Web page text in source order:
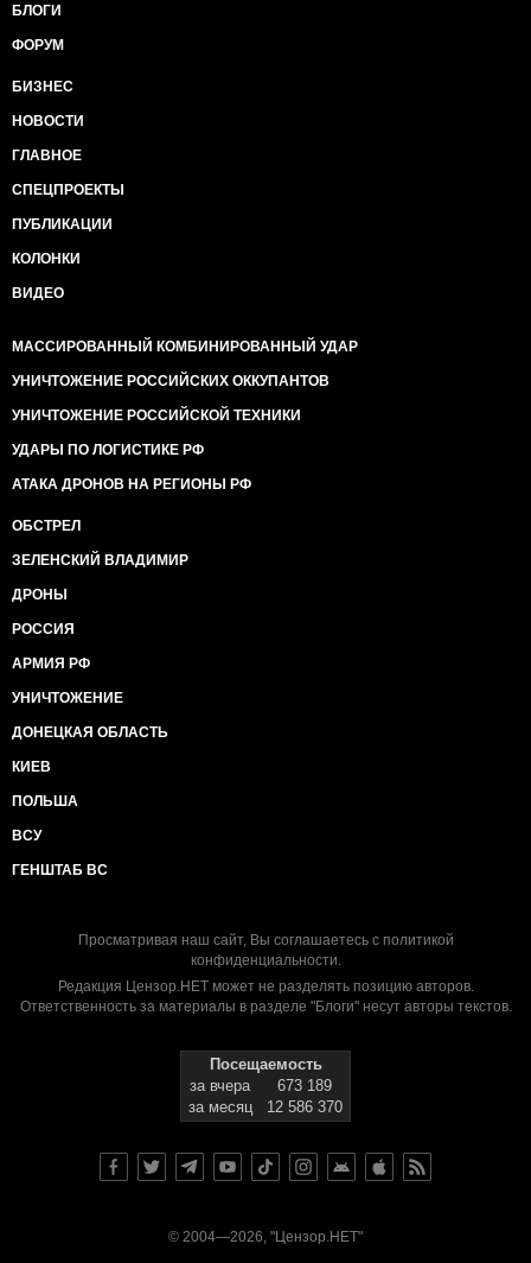
БЛОГИ
ФОРУМ
БИЗНЕС
НОВОСТИ
ГЛАВНОЕ
СПЕЦПРОЕКТЫ
ПУБЛИКАЦИИ
КОЛОНКИ
ВИДЕО
МАССИРОВАННЫЙ КОМБИНИРОВАННЫЙ УДАР
УНИЧТОЖЕНИЕ РОССИЙСКИХ ОККУПАНТОВ
УНИЧТОЖЕНИЕ РОССИЙСКОЙ ТЕХНИКИ
УДАРЫ ПО ЛОГИСТИКЕ РФ
АТАКА ДРОНОВ НА РЕГИОНЫ РФ
ОБСТРЕЛ
ЗЕЛЕНСКИЙ ВЛАДИМИР
ДРОНЫ
РОССИЯ
АРМИЯ РФ
УНИЧТОЖЕНИЕ
ДОНЕЦКАЯ ОБЛАСТЬ
КИЕВ
ПОЛЬША
ВСУ
ГЕНШТАБ ВС
Просматривая наш сайт, Вы соглашаетесь с политикой
конфиденциальности.
Редакция Цензор.НЕТ может не разделять позицию авторов.
Ответственность за материалы в разделе "Блоги" несут авторы текстов.
Посещаемость
за вчера
673 189
за месяц
12 586 370
© 2004—2026, "Цензор.НЕТ"